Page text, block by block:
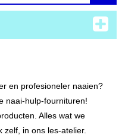
en profesioneler naaien?
naai-hulp-fournituren!
Alles wat we
in ons les-atelier.